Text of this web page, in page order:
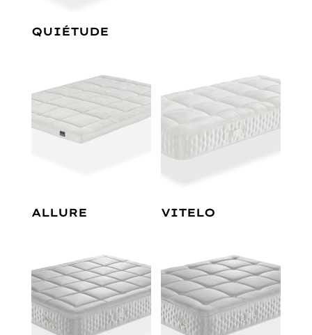
QUIÉTUDE
ALLURE VITELO